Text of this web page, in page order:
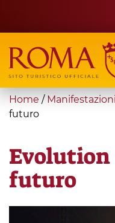
main
content
Search
form
Cerca
You
are
Home / Manifestazioni
futuro
Evolution
futuro